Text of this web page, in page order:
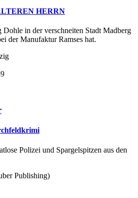
HERRN
in der verschneiten Stadt Madberg
der Manufaktur Ramses hat.
Polizei und Spargelspitzen aus den
Publishing)